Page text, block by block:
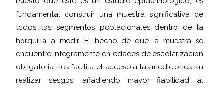
fundamental construir una muestra significativa de
todos los segmentos poblacionales dentro de la
horquilla a medir. El hecho de que la muestra se
encuentre íntegramente en edades de escolarización
obligatoria nos facilita el acceso a las mediciones sin
realizar sesgos, añadiendo mayor fiabilidad al